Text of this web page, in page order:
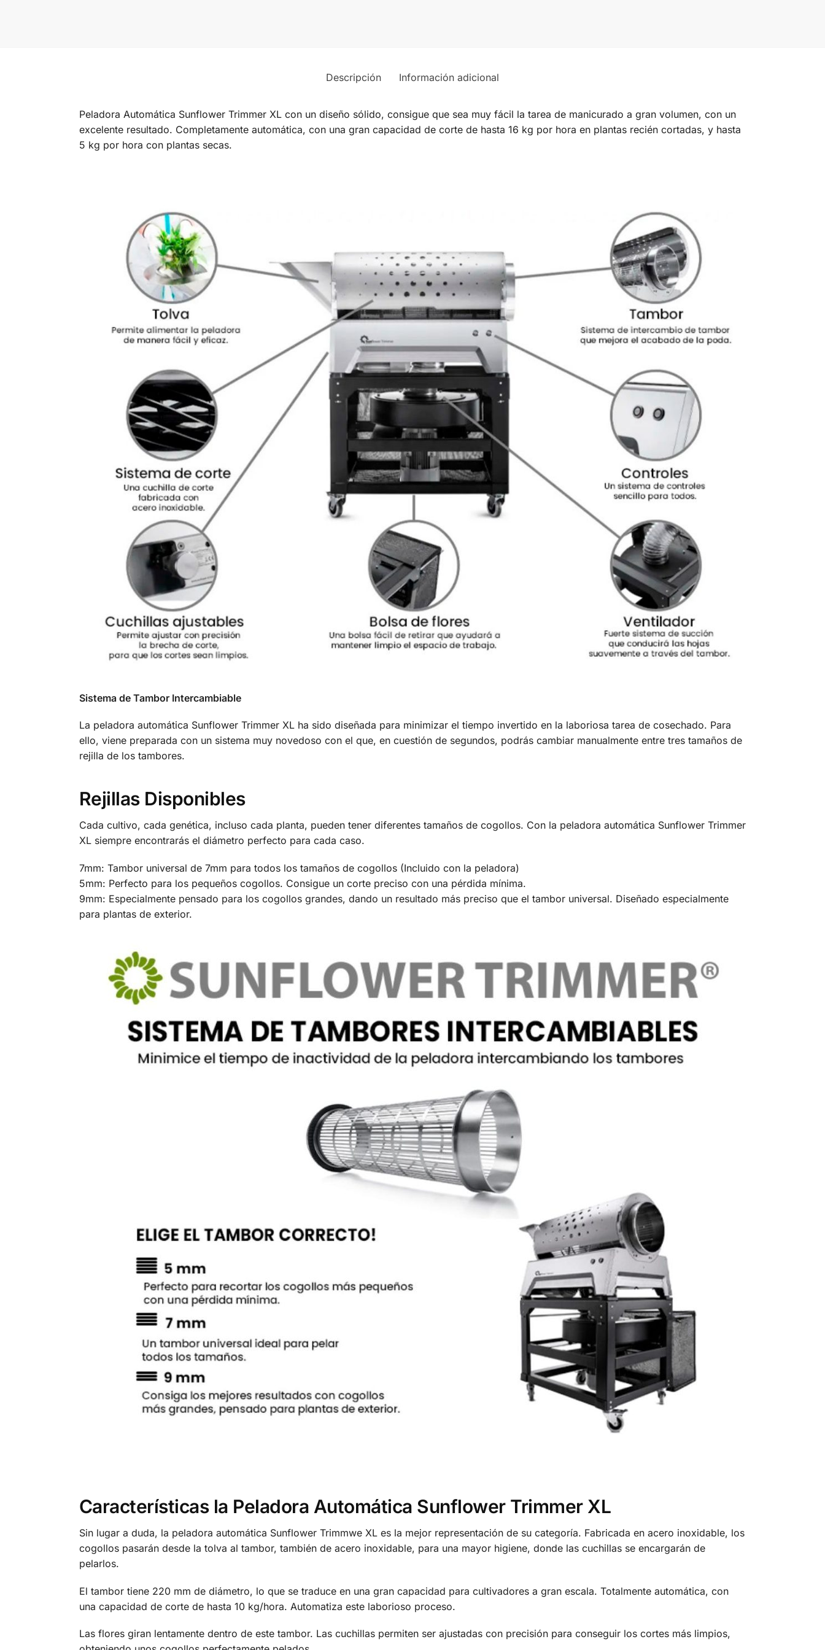
Descripción Información adicional
Peladora Automática Sunflower Trimmer XL con un diseño sólido, consigue que sea muy fácil la tarea de manicurado a gran volumen, con un
excelente resultado. Completamente automática, con una gran capacidad de corte de hasta 16 kg por hora en plantas recién cortadas, y hasta
5 kg por hora con plantas secas.
Sistema de Tambor Intercambiable
La peladora automática Sunflower Trimmer XL ha sido diseñada para minimizar el tiempo invertido en la laboriosa tarea de cosechado. Para
ello, viene preparada con un sistema muy novedoso con el que, en cuestión de segundos, podrás cambiar manualmente entre tres tamaños de
rejilla de los tambores.
Rejillas Disponibles
Cada cultivo, cada genética, incluso cada planta, pueden tener diferentes tamaños de cogollos. Con la peladora automática Sunflower Trimmer
XL siempre encontrarás el diámetro perfecto para cada caso.
7mm: Tambor universal de 7mm para todos los tamaños de cogollos (Incluido con la peladora)
5mm: Perfecto para los pequeños cogollos. Consigue un corte preciso con una pérdida mínima.
9mm: Especialmente pensado para los cogollos grandes, dando un resultado más preciso que el tambor universal. Diseñado especialmente
para plantas de exterior.
Características la Peladora Automática Sunflower Trimmer XL
Sin lugar a duda, la peladora automática Sunflower Trimmwe XL es la mejor representación de su categoría. Fabricada en acero inoxidable, los
cogollos pasarán desde la tolva al tambor, también de acero inoxidable, para una mayor higiene, donde las cuchillas se encargarán de
pelarlos.
El tambor tiene 220 mm de diámetro, lo que se traduce en una gran capacidad para cultivadores a gran escala. Totalmente automática, con
una capacidad de corte de hasta 10 kg/hora. Automatiza este laborioso proceso.
Las flores giran lentamente dentro de este tambor. Las cuchillas permiten ser ajustadas con precisión para conseguir los cortes más limpios,